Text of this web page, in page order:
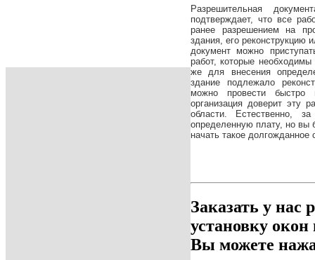
Разрешительная
подтверждает, что все
ранее разрешением на
здания, его реконструкцию
документ можно
работ, которые необходимы
же для внесения
здание подлежало
можно провести
организация доверит эту
области. Естественно,
определенную плату, но вы
начать такое долгожданное
Заказать у нас
установку
Вы можете